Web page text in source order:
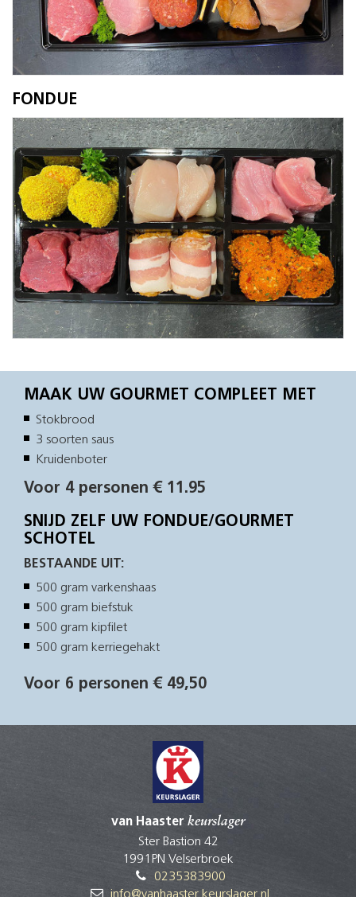
FONDUE
MAAK UW GOURMET COMPLEET MET
Stokbrood
3 soorten saus
Kruidenboter
Voor 4 personen € 11.95
SNIJD ZELF UW FONDUE/GOURMET
SCHOTEL
BESTAANDE UIT:
500 gram varkenshaas
500 gram biefstuk
500 gram kipfilet
500 gram kerriegehakt
Voor 6 personen € 49,50
van Haaster keurslager
Ster Bastion 42
1991PN Velserbroek
0235383900
info@vanhaaster.keurslager.nl